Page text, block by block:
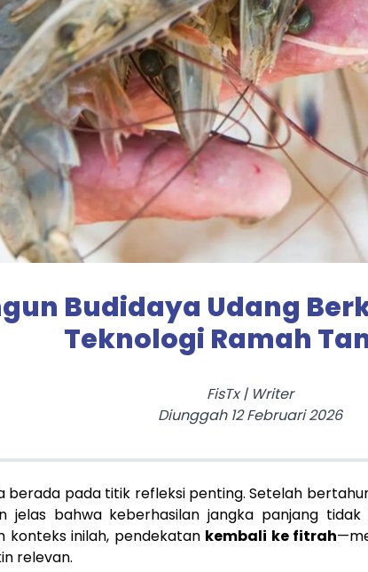
Budidaya Udang
Teknologi Ramah
FisTx| Writer
Diunggah 12 Februari 2026
berada pada titik refleksi penting. Setelah
jelas bahwa keberhasilan jangka panjang
konteks inilah, pendekatan kembali ke fitrah
relevan.